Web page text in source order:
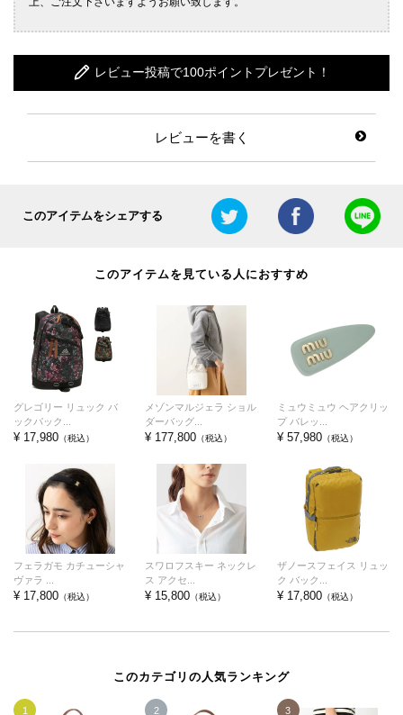
レビュー投稿で100ポイントプレゼント！
レビューを書く
このアイテムをシェアする
このアイテムを見ている人におすすめ
グレゴリー リュック バ
ックパック...
¥ 17,980 （税込）
メゾンマルジェラ ショル
ダーバッグ...
¥ 177,800 （税込）
ミュウミュウ ヘアクリッ
プ バレッ...
¥ 57,980（税込）
フェラガモ カチューシャ
ヴァラ ...
¥ 17,800 （税込）
スワロフスキー ネックレ
ス アクセ...
¥ 15,800 （税込）
ザノースフェイス リュッ
ク バック...
¥ 17,800（税込）
このカテゴリの人気ランキング
1 2 3